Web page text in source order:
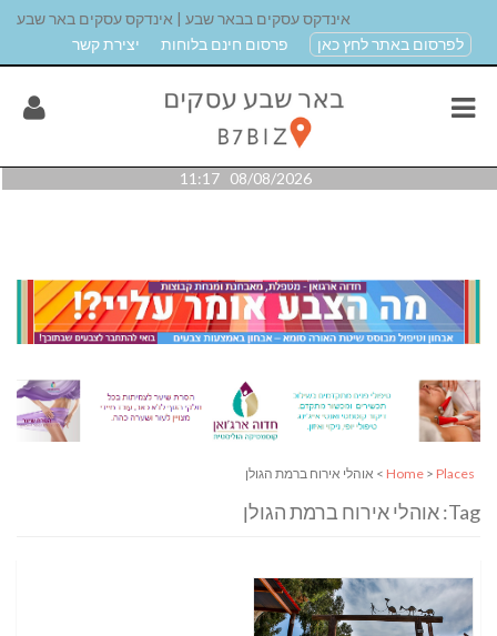
אינדקס עסקים בבאר שבע | אינדקס עסקים באר שבע
לפרסום באתר לחץ כאן
פרסום חינם בלוחות יצירת קשר
08/08/2026 11:17
Home > Places > אוהלי אירוח ברמת הגולן
Tag: אוהלי אירוח ברמת הגולן